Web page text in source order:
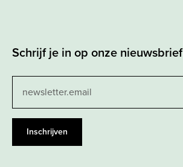
Schrijf je in op onze nieuwsbrief
field
blankInschrijven